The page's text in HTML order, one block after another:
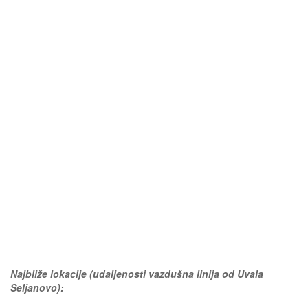
Najbliže lokacije (udaljenosti vazdušna linija od Uvala
Seljanovo):